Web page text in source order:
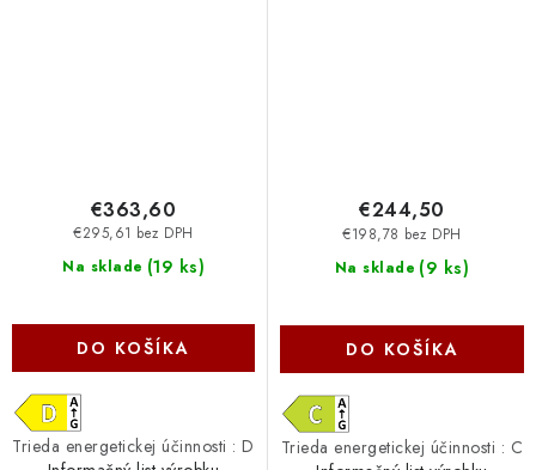
Na sklade (19 ks)
€295,61 bez DPH
€363,60
DO KOŠÍKA
Trieda energetickej účinnosti : D
Na sklade (9 ks)
€198,78 bez DPH
€244,50
DO KOŠÍKA
Trieda energetickej účinnosti : C